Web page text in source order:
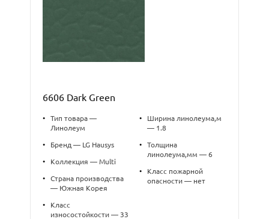
6606 Dark Green
•
Тип товара —
Линолеум
• Бренд — LG Hausys
• Коллекция — Multi
•
Страна производства
— Южная Корея
•
Класс
износостойкости — 33
•
Ширина линолеума,м
— 1.8
•
Толщина
линолеума,мм — 6
•
Класс пожарной
опасности — нет